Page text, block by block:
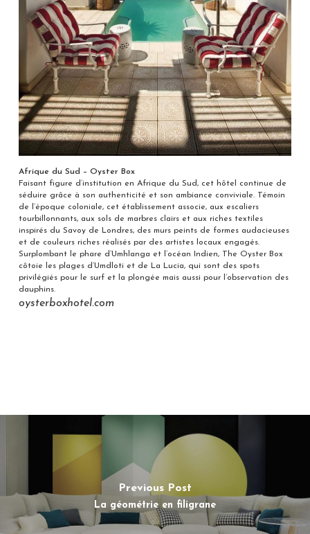
Afrique du Sud – Oyster Box
Faisant figure d’institution en Afrique du Sud, cet hôtel continue de
séduire grâce à son authenticité et son ambiance conviviale. Témoin
de l’époque coloniale, cet établissement associe, aux escaliers
tourbillonnants, aux sols de marbres clairs et aux riches textiles
inspirés du Savoy de Londres, des murs peints de formes audacieuses
et de couleurs riches réalisés par des artistes locaux engagés.
Surplombant le phare d’Umhlanga et l’océan Indien, The Oyster Box
côtoie les plages d’Umdloti et de La Lucia, qui sont des spots
privilégiés pour le surf et la plongée mais aussi pour l’observation des
dauphins.
oysterboxhotel.com
Previous Post
La géométrie en filigrane